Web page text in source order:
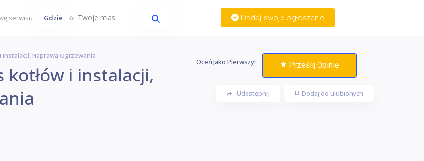
Gdzie Twoje miasto... Dodaj swoje ogłoszenie
Instalacji, Naprawa Ogrzewania
kotłów i instalacji,
Oceń Jako Pierwszy! Prześlij Opinię
Dodaj do ulubionych
Udostępnij